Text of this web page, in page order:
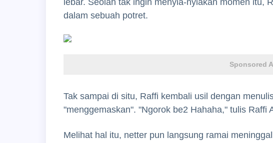
lebar. Seolah tak ingin menyia-nyiakan momen itu,
dalam sebuah potret.
Sponsored
Tak sampai di situ, Raffi kembali usil dengan
"menggemaskan". "Ngorok be2 Hahaha," tulis Raffi
Melihat hal itu, netter pun langsung ramai